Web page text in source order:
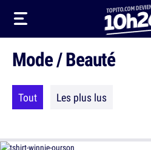
Mode / Beauté
Tout Les plus lus